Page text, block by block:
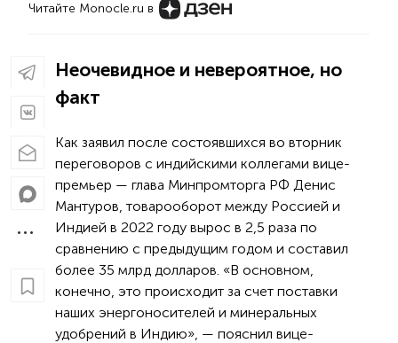
Читайте Monocle.ru в
Неочевидное и невероятное, но
факт
Как заявил после состоявшихся во вторник
переговоров с индийскими коллегами вице-
премьер — глава Минпромторга РФ Денис
Мантуров, товарооборот между Россией и
Индией в 2022 году вырос в 2,5 раза по
сравнению с предыдущим годом и составил
более 35 млрд долларов. «В основном,
конечно, это происходит за счет поставки
наших энергоносителей и минеральных
удобрений в Индию», — пояснил вице-